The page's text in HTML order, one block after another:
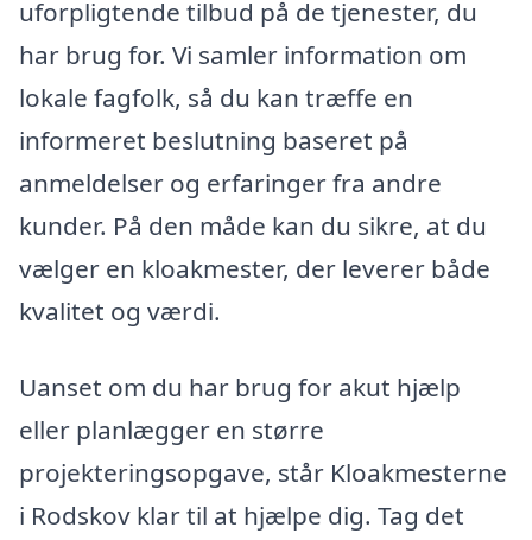
uforpligtende tilbud på de tjenester, du
har brug for. Vi samler information om
lokale fagfolk, så du kan træffe en
informeret beslutning baseret på
anmeldelser og erfaringer fra andre
kunder. På den måde kan du sikre, at du
vælger en kloakmester, der leverer både
kvalitet og værdi.
Uanset om du har brug for akut hjælp
eller planlægger en større
projekteringsopgave, står Kloakmesterne
i Rodskov klar til at hjælpe dig. Tag det